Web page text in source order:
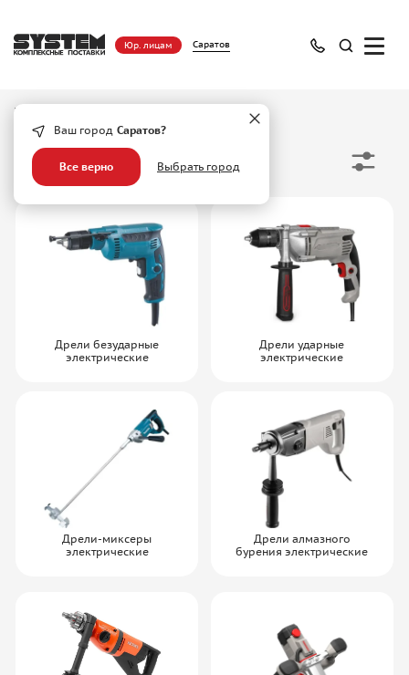
Ваш город Саратов?
Все верно Выбрать город
Юр. лицам Саратов
Главная Дрели
Дрели
Дрели безударные
электрические
Дрели ударные
электрические
Дрели-миксеры
электрические
Дрели алмазного
бурения электрические